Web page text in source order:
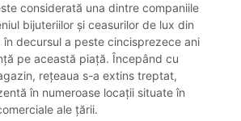
considerată una dintre companiile
bijuteriilor și ceasurilor de lux din
în decursul a peste cincisprezece ani
pe această piață. Începând cu
rețeaua s-a extins treptat,
în numeroase locații situate în
ale țării.